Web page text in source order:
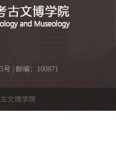
| 邮编：100871
文博学院